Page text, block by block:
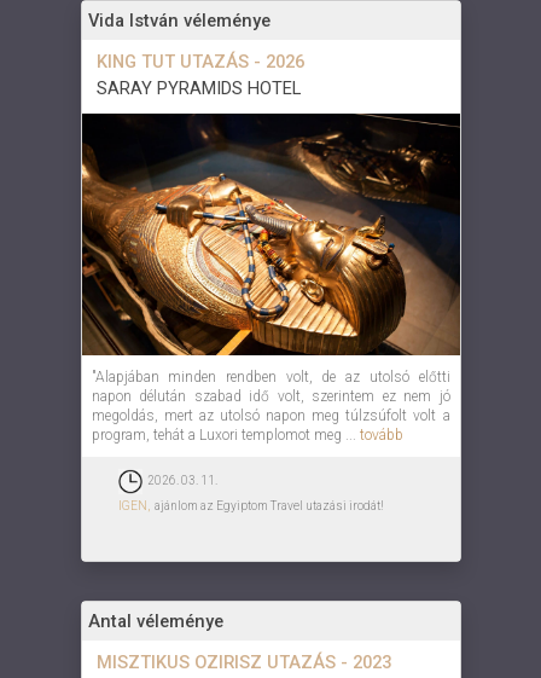
Vida István véleménye
KING TUT UTAZÁS - 2026
SARAY PYRAMIDS HOTEL
"Alapjában minden rendben volt, de az utolsó előtti
napon délután szabad idő volt, szerintem ez nem jó
megoldás, mert az utolsó napon meg túlzsúfolt volt a
program, tehát a Luxori templomot meg ... tovább
2026. 03. 11.
IGEN,
ajánlom az Egyiptom Travel utazási irodát!
Antal véleménye
MISZTIKUS OZIRISZ UTAZÁS - 2023